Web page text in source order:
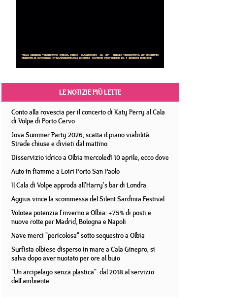
LE NOTIZIE PIÙ LETTE
Conto alla rovescia per il concerto di Katy Perry al Cala
di Volpe di Porto Cervo
Jova Summer Party 2026, scatta il piano viabilità.
Strade chiuse e divieti dal mattino
Disservizio idrico a Olbia mercoledì 10 aprile, ecco dove
Auto in fiamme a Loiri Porto San Paolo
Il Cala di Volpe approda all'Harry's bar di Londra
Aggius vince la scommessa del Silent Sardinia Festival
Volotea potenzia l'inverno a Olbia: +75% di posti e
nuove rotte per Madrid, Bologna e Napoli
Nave merci "pericolosa" sotto sequestro a Olbia
Surfista olbiese disperso in mare a Cala Ginepro, si
salva dopo aver nuotato per ore al buio
"Un arcipelago senza plastica": dal 2018 al servizio
dell'ambiente